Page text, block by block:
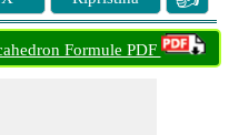
Formule PDF